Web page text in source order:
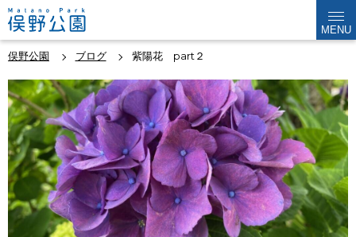
MENU
俣野公園 ブログ 紫陽花 part２